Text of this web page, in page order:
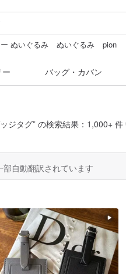
ぬいぐるみ ぬいぐるみ pion
バッグ・カバン
ジタグ” の検索結果：1,000+ 件
部自動翻訳されています